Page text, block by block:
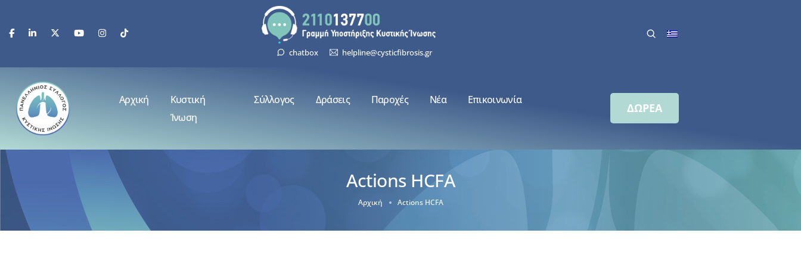
chatbox helpline@cysticfibrosis.gr
Αρχική
Κυστική
Ίνωση
Σύλλογος Δράσεις Παροχές Νέα Επικοινωνία
ΔΩΡΕΑ
Actions HCFA
Αρχική Actions HCFA